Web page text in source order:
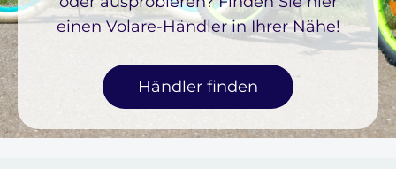
einen Volare-Händler in Ihrer Nähe!
Händler finden